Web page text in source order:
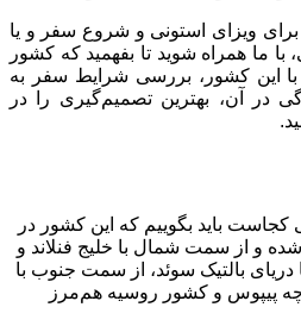
برای ویزای استونی و شروع سفر و یا
با ما همراه شوید تا بفهمید که کشور
با این کشور، بررسی شرایط سفر به
در آن، بهترین تصمیم‌گیری را در
باید بگوییم که این کشور در
و از سمت شمال با خلیج فنلاند و
بالتیک سوئد، از سمت جنوب با
پیپوس و کشور روسیه هم‌مرز